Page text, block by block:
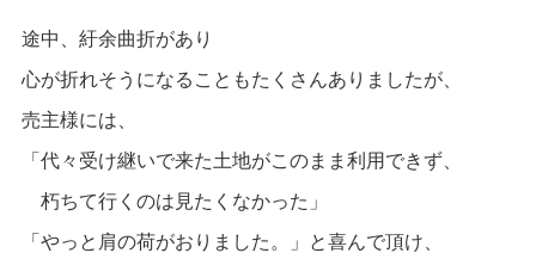
途中、紆余曲折があり
心が折れそうになることもたくさんありましたが、
売主様には、
「代々受け継いで来た土地がこのまま利用できず、
朽ちて行くのは見たくなかった」
「やっと肩の荷がおりました。」と喜んで頂け、